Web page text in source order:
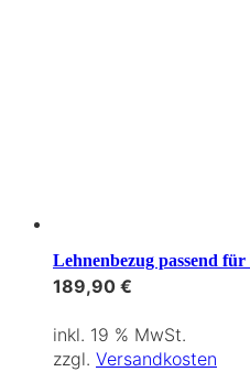
Lehnenbezug passend
189,90 €
inkl. 19 % MwSt.
zzgl. Versandkosten